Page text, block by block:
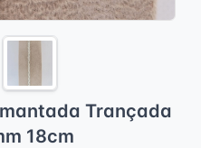
Trançada
18cm